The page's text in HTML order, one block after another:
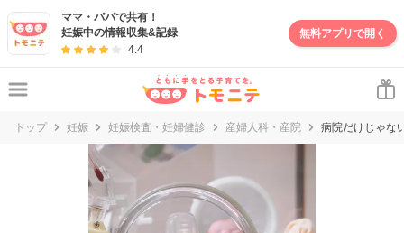
ママ・パパで共有！
妊娠中の情報収集&記録
4.4
無料アプリで開く
トップ 妊娠 妊娠検査・妊婦健診 産婦人科・産院 病院だけじゃな
妊娠・出産・子育て情報サイト | トモニテ